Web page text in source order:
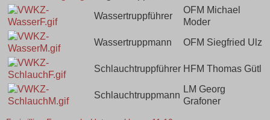
Wassertruppführer
OFM Michael
Moder
Wassertruppmann
OFM Siegfried Ulz
Schlauchtruppführer HFM Thomas Gütl
Schlauchtruppmann
LM Georg
Grafoner